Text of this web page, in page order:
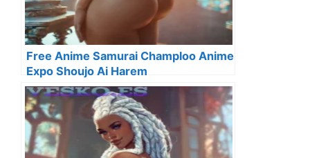
Free Anime Samurai Champloo Anime
Expo Shoujo Ai Harem